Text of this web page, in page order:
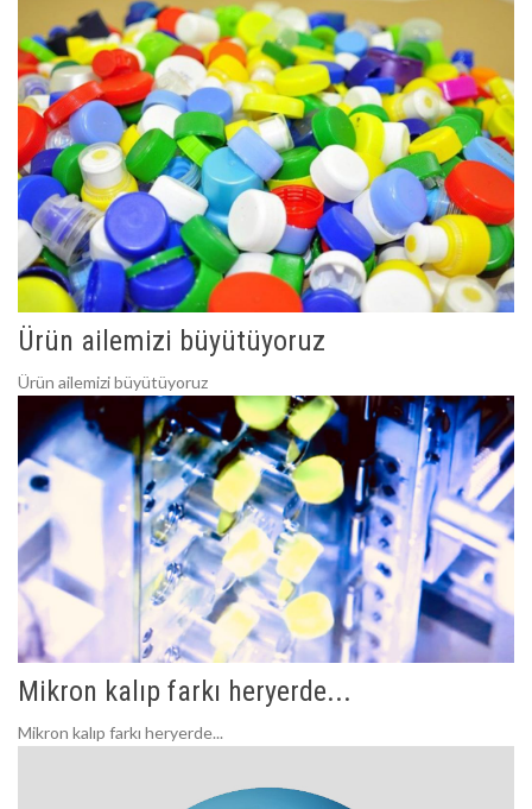
Ürün ailemizi büyütüyoruz
Ürün ailemizi büyütüyoruz
Mikron kalıp farkı heryerde...
Mikron kalıp farkı heryerde...